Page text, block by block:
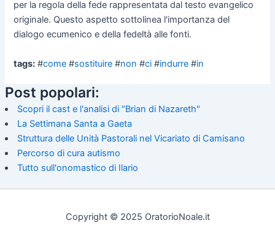
per la regola della fede rappresentata dal testo evangelico
originale. Questo aspetto sottolinea l'importanza del
dialogo ecumenico e della fedeltà alle fonti.
tags: #come #sostituire #non #ci #indurre #in
Post popolari:
Scopri il cast e l'analisi di "Brian di Nazareth"
La Settimana Santa a Gaeta
Struttura delle Unità Pastorali nel Vicariato di Camisano
Percorso di cura autismo
Tutto sull'onomastico di Ilario
Copyright © 2025 OratorioNoale.it